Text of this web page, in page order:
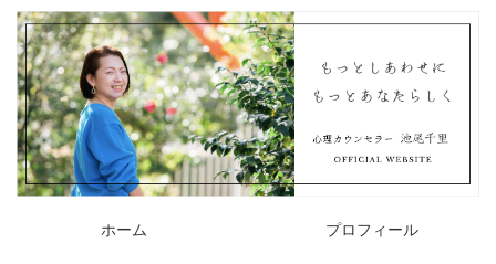
ホーム プロフィール